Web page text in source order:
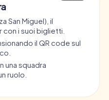
San Miguel), il
i suoi biglietti.
il QR code sul
una squadra
ruolo.